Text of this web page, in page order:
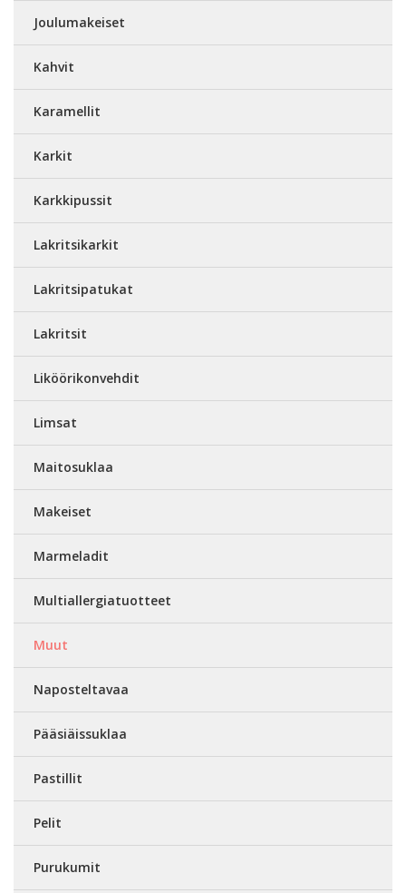
Joulumakeiset
Kahvit
Karamellit
Karkit
Karkkipussit
Lakritsikarkit
Lakritsipatukat
Lakritsit
Liköörikonvehdit
Limsat
Maitosuklaa
Makeiset
Marmeladit
Multiallergiatuotteet
Muut
Naposteltavaa
Pääsiäissuklaa
Pastillit
Pelit
Purukumit